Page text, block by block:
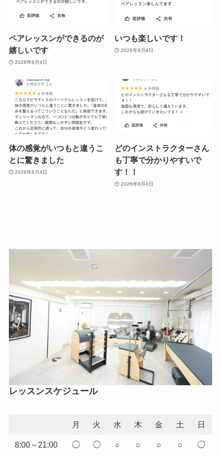
ペアレッスンができるのが
嬉しいです
2026年8月4日
いつも楽しいです！
2026年8月4日
体の感覚がいつもと違うこ
とに驚きました
2026年8月4日
どのインストラクターさん
も丁寧で分かりやすいで
す！！
2026年8月4日
レッスンスケジュール
月 火 水 木 金 土 日
8:00～21:00 ◯ ◯ ○ ○ ○ ○ ◯